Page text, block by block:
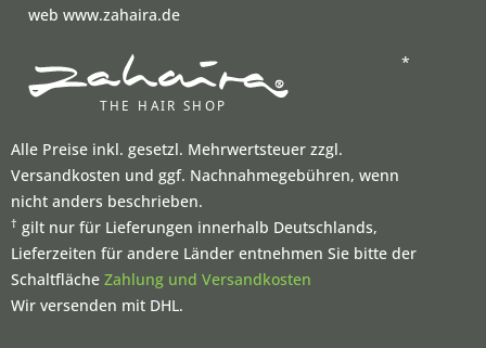
web www.zahaira.de
*
Alle Preise inkl. gesetzl. Mehrwertsteuer zzgl.
Versandkosten und ggf. Nachnahmegebühren, wenn
nicht anders beschrieben.
† gilt nur für Lieferungen innerhalb Deutschlands,
Lieferzeiten für andere Länder entnehmen Sie bitte der
Schaltfläche Zahlung und Versandkosten
Wir versenden mit DHL.